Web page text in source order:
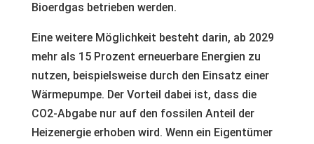
Bioerdgas betrieben werden.
Eine weitere Möglichkeit besteht darin, ab 2029
mehr als 15 Prozent erneuerbare Energien zu
nutzen, beispielsweise durch den Einsatz einer
Wärmepumpe. Der Vorteil dabei ist, dass die
CO2-Abgabe nur auf den fossilen Anteil der
Heizenergie erhoben wird. Wenn ein Eigentümer